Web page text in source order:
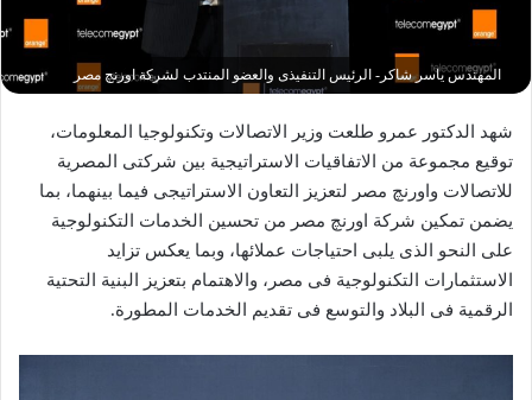
المهندس ياسر شاكر- الرئيس التنفيذى والعضو المنتدب لشركة اورنچ مصر
شهد الدكتور عمرو طلعت وزير الاتصالات وتكنولوجيا المعلومات،
توقيع مجموعة من الاتفاقيات الاستراتيجية بين شركتى المصرية
للاتصالات واورنچ مصر لتعزيز التعاون الاستراتيجى فيما بينهما، بما
يضمن تمكين شركة اورنچ مصر من تحسين الخدمات التكنولوجية
على النحو الذى يلبى احتياجات عملائها، وبما يعكس تزايد
الاستثمارات التكنولوجية فى مصر، والاهتمام بتعزيز البنية التحتية
الرقمية فى البلاد والتوسع فى تقديم الخدمات المطورة.